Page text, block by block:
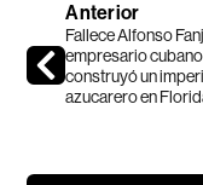
Anterior
Fallece Alfonso
empresario
construyó un
azucarero en